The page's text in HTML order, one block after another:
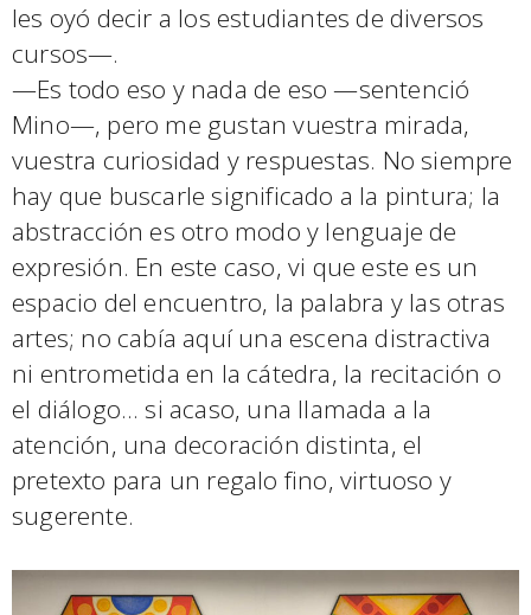
les oyó decir a los estudiantes de diversos
cursos—.
—Es todo eso y nada de eso —sentenció
Mino—, pero me gustan vuestra mirada,
vuestra curiosidad y respuestas. No siempre
hay que buscarle significado a la pintura; la
abstracción es otro modo y lenguaje de
expresión. En este caso, vi que este es un
espacio del encuentro, la palabra y las otras
artes; no cabía aquí una escena distractiva
ni entrometida en la cátedra, la recitación o
el diálogo… si acaso, una llamada a la
atención, una decoración distinta, el
pretexto para un regalo fino, virtuoso y
sugerente.